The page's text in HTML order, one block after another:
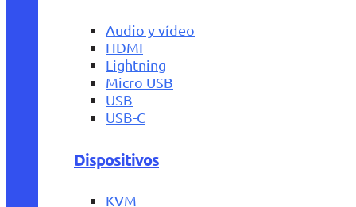
Audio y vídeo
HDMI
Lightning
Micro USB
USB
USB-C
Dispositivos
KVM